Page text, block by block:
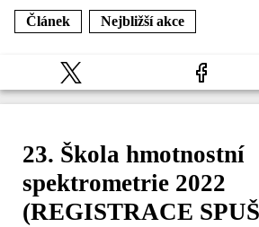
Článek Nejbližší akce
23. Škola hmotnostní
spektrometrie 2022
(REGISTRACE